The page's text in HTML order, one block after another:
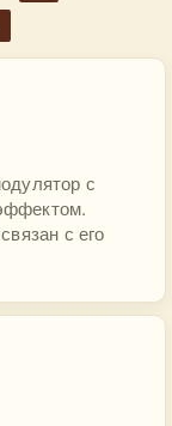
с
с его